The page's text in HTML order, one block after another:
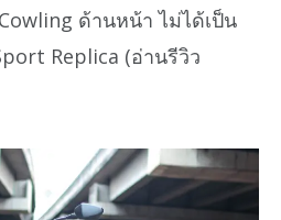
ด้านหน้า ไม่ได้เป็น
Replica (อ่านรีวิว